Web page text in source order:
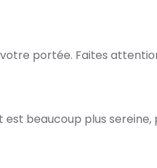
portée. Faites
beaucoup plus sereine,